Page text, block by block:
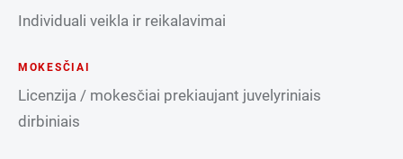
Individuali veikla ir reikalavimai
MOKESČIAI
Licenzija / mokesčiai prekiaujant juvelyriniais
dirbiniais